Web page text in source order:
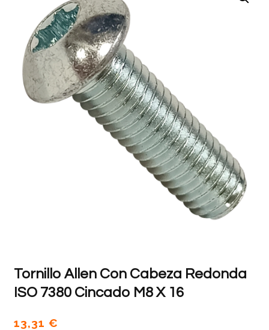
Tornillo Allen Con Cabeza Redonda
ISO 7380 Cincado M8 X 16
13,31€